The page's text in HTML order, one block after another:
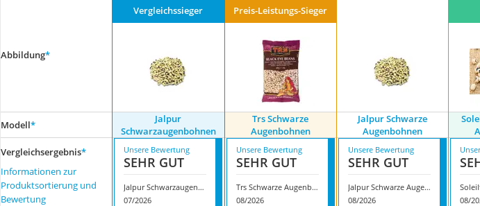
Müsli ohne Zuckerzusatz
Abbildung*
Vergleichssieger Preis-Leistungs-Sieger
Modell*
Jalpur
Schwarzaugenbohnen
Trs Schwarze
Augenbohnen
Jalpur Schwarze
Augenbohnen
Vergleichsergebnis*
Informationen zur
Produktsortierung und
Bewertung
Unsere Bewertung
SEHR GUT
Jalpur Schwarzaugenbohnen
07/2026
Unsere Bewertung
SEHR GUT
Trs Schwarze Augenbohnen
08/2026
Unsere Bewertung
SEHR GUT
Jalpur Schwarze Augenbohnen
08/2026
08/